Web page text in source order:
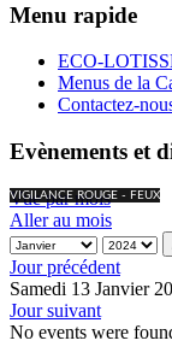
Menu rapide
ECO-
Menus de la
Contactez-
Evènements et
VIGILANCE ROUGE - FEUX
Vue par mois
Aller au mois
Jour précédent
Samedi 13 Janvier
Jour suivant
No events were